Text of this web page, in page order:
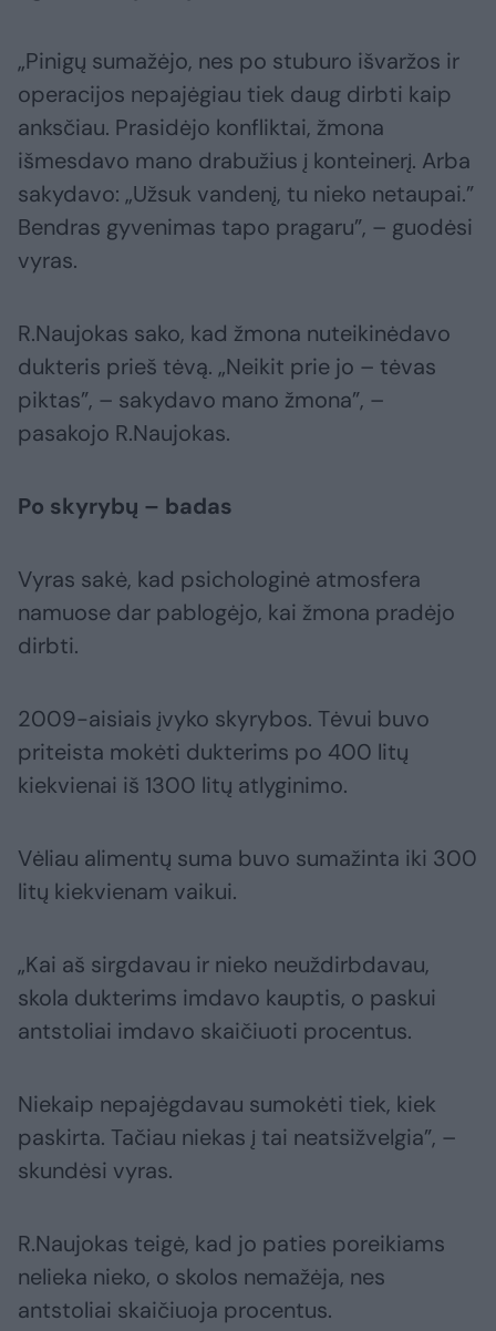
„Pinigų sumažėjo, nes po stuburo išvaržos ir
operacijos nepajėgiau tiek daug dirbti kaip
anksčiau. Prasidėjo konfliktai, žmona
išmesdavo mano drabužius į konteinerį. Arba
sakydavo: „Užsuk vandenį, tu nieko netaupai.”
Bendras gyvenimas tapo pragaru”, – guodėsi
vyras.
R.Naujokas sako, kad žmona nuteikinėdavo
dukteris prieš tėvą. „Neikit prie jo – tėvas
piktas”, – sakydavo mano žmona”, –
pasakojo R.Naujokas.
Po skyrybų – badas
Vyras sakė, kad psichologinė atmosfera
namuose dar pablogėjo, kai žmona pradėjo
dirbti.
2009-aisiais įvyko skyrybos. Tėvui buvo
priteista mokėti dukterims po 400 litų
kiekvienai iš 1300 litų atlyginimo.
Vėliau alimentų suma buvo sumažinta iki 300
litų kiekvienam vaikui.
„Kai aš sirgdavau ir nieko neuždirbdavau,
skola dukterims imdavo kauptis, o paskui
antstoliai imdavo skaičiuoti procentus.
Niekaip nepajėgdavau sumokėti tiek, kiek
paskirta. Tačiau niekas į tai neatsižvelgia”, –
skundėsi vyras.
R.Naujokas teigė, kad jo paties poreikiams
nelieka nieko, o skolos nemažėja, nes
antstoliai skaičiuoja procentus.